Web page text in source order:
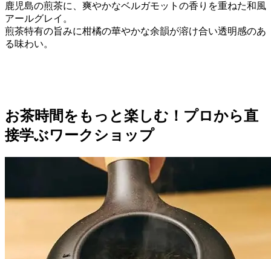
鹿児島の煎茶に、爽やかなベルガモットの香りを重ねた和風
アールグレイ。
煎茶特有の旨みに柑橘の華やかな余韻が溶け合い透明感のあ
る味わい。
お茶時間をもっと楽しむ！プロから直
接学ぶワークショップ